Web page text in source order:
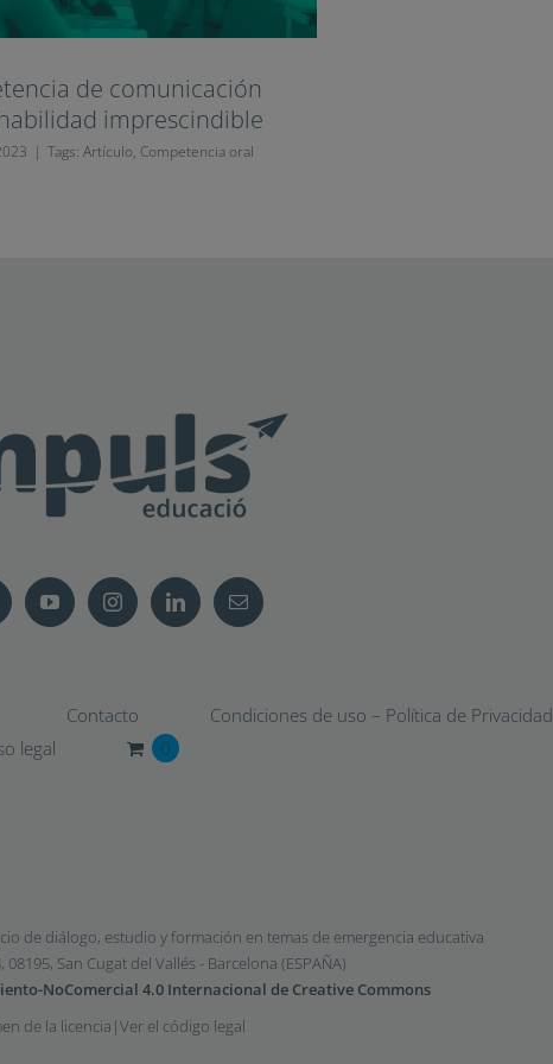
de comunicación
imprescindible
| Tags: Artículo, Competencia oral
Contacto Condiciones de uso – Política de Privacidad
legal
0
de diálogo, estudio y formación en temas de emergencia educativa
San Cugat del Vallés - Barcelona (ESPAÑA)
NoComercial 4.0 Internacional de Creative Commons
de la licencia |Ver el código legal